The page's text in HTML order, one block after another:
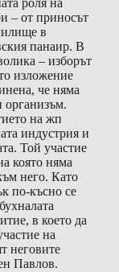
роля на
– от приносът
в
панаир. В
– изборът
изложение
че няма
организъм.
на жп
индустрия и
Той участие
която няма
него. Като
по-късно се
в което да
на
неговите
Павлов.